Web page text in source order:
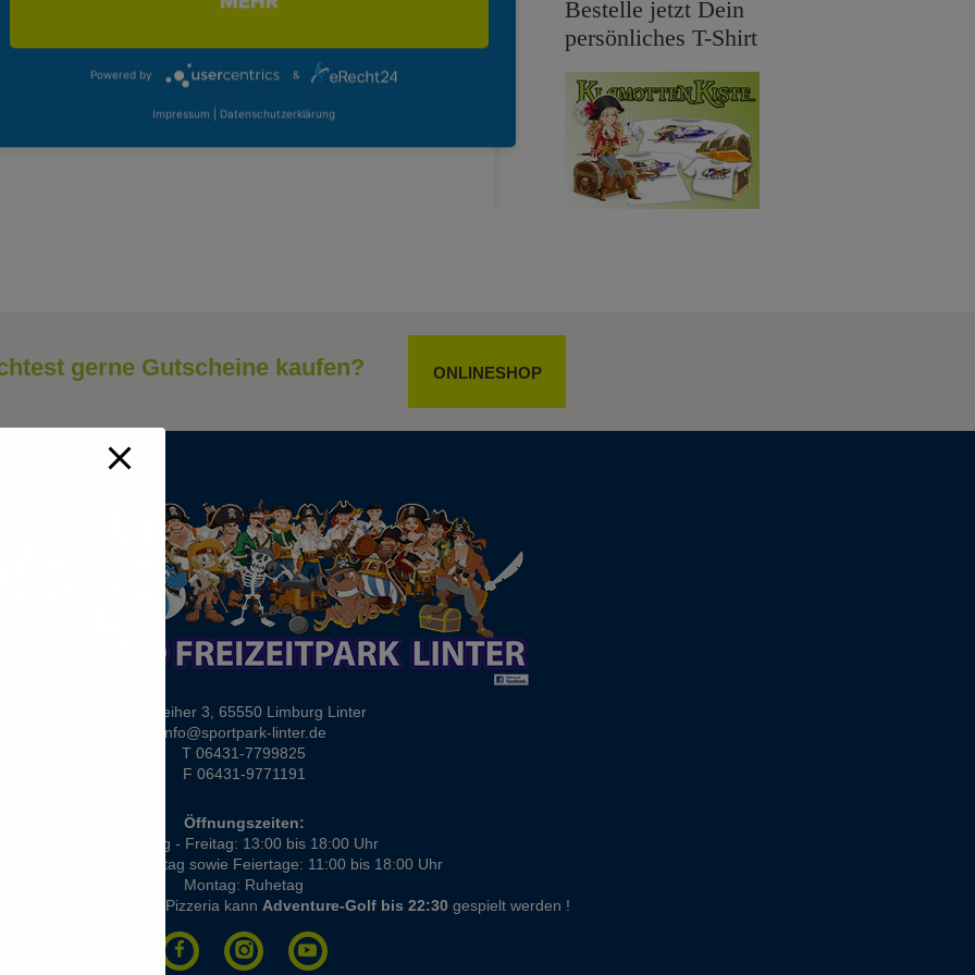
Bestelle jetzt Dein
persönliches T-Shirt
gerne Gutscheine kaufen? ONLINESHOP
Am Weiher 3, 65550 Limburg Linter
info@sportpark-linter.de
T 06431-7799825
F 06431-9771191
Öffnungszeiten:
Dienstag - Freitag: 13:00 bis 18:00 Uhr
Samstag u. Sonntag sowie Feiertage: 11:00 bis 18:00 Uhr
Montag: Ruhetag
der Öffnungszeiten der Pizzeria kann Adventure-Golf bis 22:30 gespielt werden !
Powered by &
Impressum Datenschutzerklärung